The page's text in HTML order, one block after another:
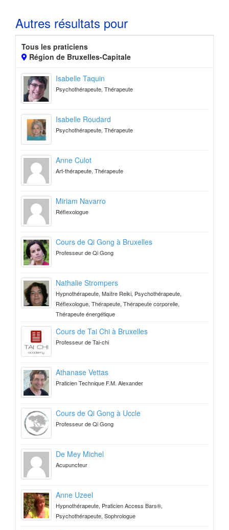
Autres résultats pour
Tous les praticiens
Région de Bruxelles-Capitale
Isabelle Taquin
Psychothérapeute, Thérapeute
Isabelle Roudard
Psychothérapeute, Thérapeute
Anne Culot
Art-thérapeute, Thérapeute
Miriam Navarro
Réflexologue
Cours de Qi Gong à Bruxelles
Professeur de Qi Gong
Nathalie Strompers
Hypnothérapeute, Maître Reiki, Psychothérapeute,
Réflexologue, Thérapeute, Thérapeute corporelle,
Thérapeute énergétique
Cours de Tai Chi à Bruxelles
Professeur de Tai-chi
Athanase Vettas
Praticien Technique F.M. Alexander
Cours de Qi Gong à Uccle
Professeur de Qi Gong
De Mey Michel
Acupuncteur
Anne Uzeel
Hypnothérapeute, Praticien Access Bars®,
Psychothérapeute, Sophrologue